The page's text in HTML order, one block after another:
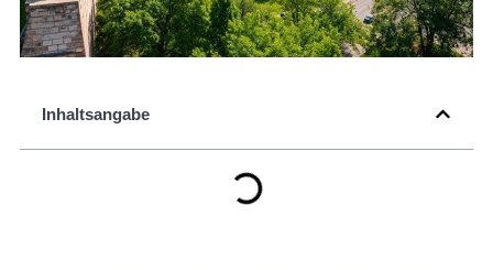
Inhaltsangabe